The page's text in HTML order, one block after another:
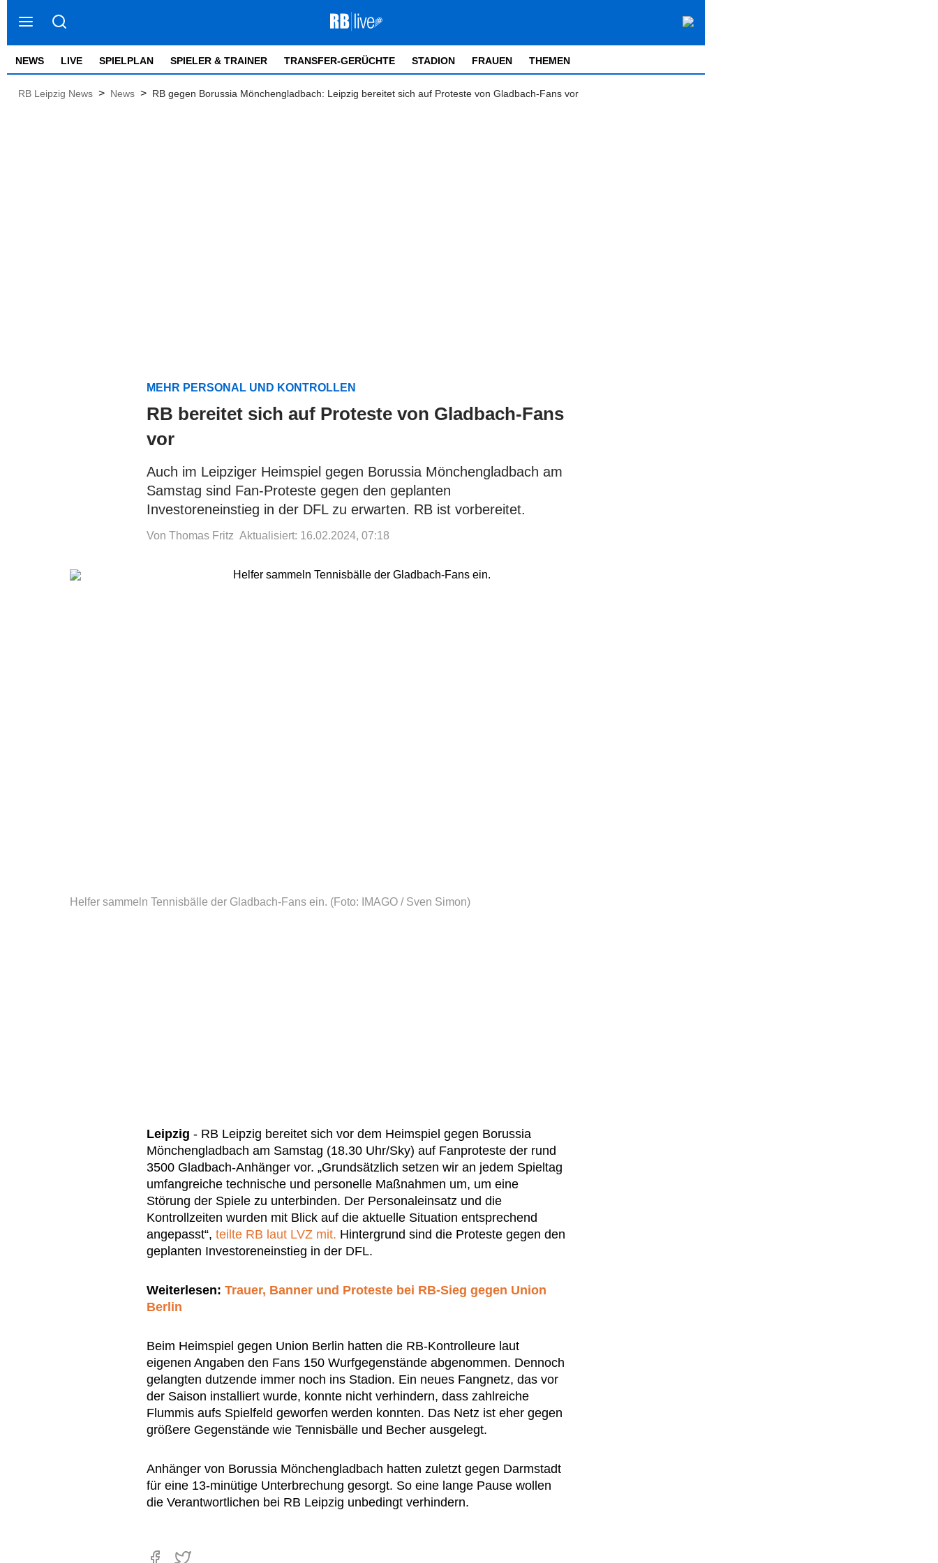
NEWS LIVE SPIELPLAN SPIELER & TRAINER TRANSFER-GERÜCHTE STADION FRAUEN THEMEN
RB Leipzig News > News > RB gegen Borussia Mönchengladbach: Leipzig bereitet sich auf Proteste von Gladbach-Fans vor
MEHR PERSONAL UND KONTROLLEN
RB bereitet sich auf Proteste von Gladbach-Fans
vor
Auch im Leipziger Heimspiel gegen Borussia Mönchengladbach am
Samstag sind Fan-Proteste gegen den geplanten
Investoreneinstieg in der DFL zu erwarten. RB ist vorbereitet.
Von Thomas Fritz Aktualisiert: 16.02.2024, 07:18
Helfer sammeln Tennisbälle der Gladbach-Fans ein. (Foto: IMAGO / Sven Simon)
Leipzig - RB Leipzig bereitet sich vor dem Heimspiel gegen Borussia
Mönchengladbach am Samstag (18.30 Uhr/Sky) auf Fanproteste der rund
3500 Gladbach-Anhänger vor. „Grundsätzlich setzen wir an jedem Spieltag
umfangreiche technische und personelle Maßnahmen um, um eine
Störung der Spiele zu unterbinden. Der Personaleinsatz und die
Kontrollzeiten wurden mit Blick auf die aktuelle Situation entsprechend
angepasst“, teilte RB laut LVZ mit. Hintergrund sind die Proteste gegen den
geplanten Investoreneinstieg in der DFL.
Weiterlesen: Trauer, Banner und Proteste bei RB-Sieg gegen Union
Berlin
Beim Heimspiel gegen Union Berlin hatten die RB-Kontrolleure laut
eigenen Angaben den Fans 150 Wurfgegenstände abgenommen. Dennoch
gelangten dutzende immer noch ins Stadion. Ein neues Fangnetz, das vor
der Saison installiert wurde, konnte nicht verhindern, dass zahlreiche
Flummis aufs Spielfeld geworfen werden konnten. Das Netz ist eher gegen
größere Gegenstände wie Tennisbälle und Becher ausgelegt.
Anhänger von Borussia Mönchengladbach hatten zuletzt gegen Darmstadt
für eine 13-minütige Unterbrechung gesorgt. So eine lange Pause wollen
die Verantwortlichen bei RB Leipzig unbedingt verhindern.